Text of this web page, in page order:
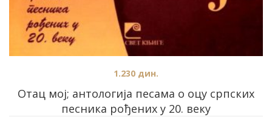
Отац мој; антологија песама о оцу српских
песника рођених у 20. веку
1.230 дин.